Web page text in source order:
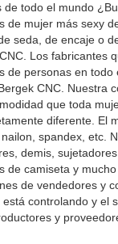
todo el mundo
mujer más sexy
seda, de encaje o
Los fabricantes
personas en
CNC. Nuestra
que toda
diferente. El
spandex, etc.
demis,
camiseta y
de vendedores y
controlando y el
y